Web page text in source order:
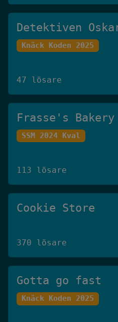
Detektiven
Knäck Koden 2025
47 lösare
Frasse's Bakery
SSM 2024 Kval
113 lösare
Cookie Store
370 lösare
Gotta go fast
Knäck Koden 2025